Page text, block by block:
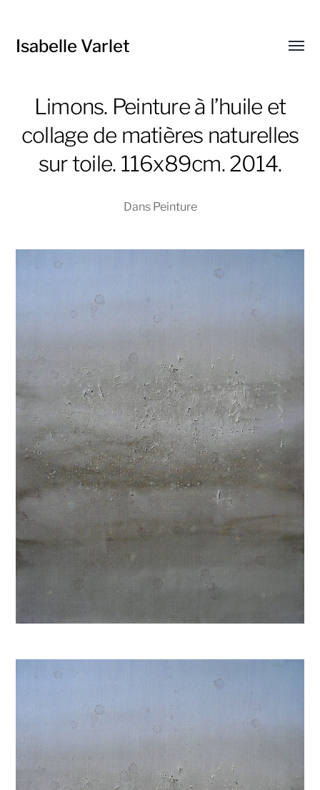
Isabelle Varlet
Limons. Peinture à l’huile et
collage de matières naturelles
sur toile. 116x89cm. 2014.
Dans Peinture